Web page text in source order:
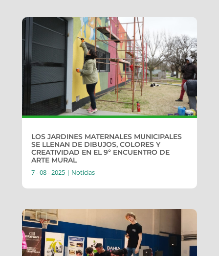
LOS JARDINES MATERNALES MUNICIPALES
SE LLENAN DE DIBUJOS, COLORES Y
CREATIVIDAD EN EL 9º ENCUENTRO DE
ARTE MURAL
7 - 08 - 2025| Noticias